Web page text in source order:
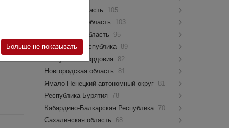
в 09:22
Больше не показывать
Псковская область
105
Костромская область
103
Мурманская область
95
Чувашская Республика 89
Республика Мордовия
82
Новгородская область
81
Ямало-Ненецкий автономный округ 81
Республика Бурятия
78
Кабардино-Балкарская Республика 70
Сахалинская область
68